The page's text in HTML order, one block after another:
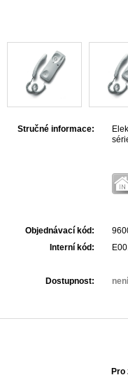
Stručné informace:
Objednávací kód:
Interní kód:
Dostupnost:
Pro